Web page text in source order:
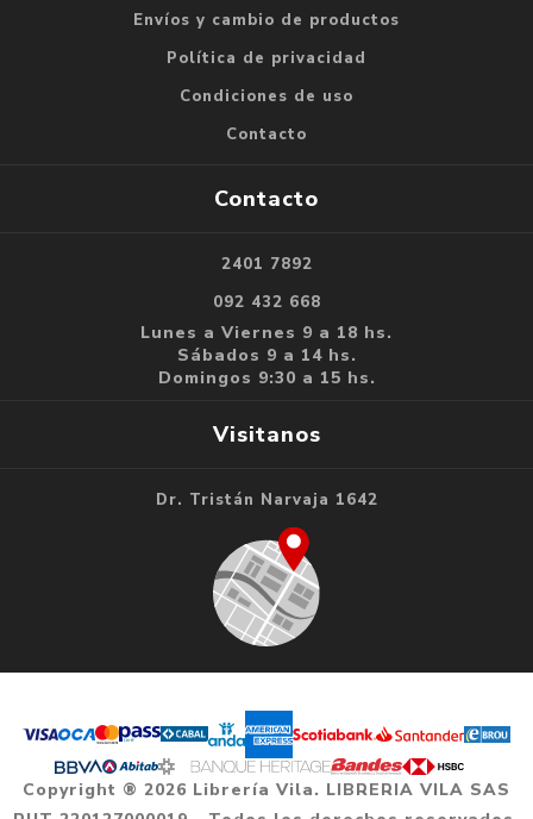
Envíos y cambio de productos
Política de privacidad
Condiciones de uso
Contacto
Contacto
2401 7892
092 432 668
Lunes a Viernes 9 a 18 hs.
Sábados 9 a 14 hs.
Domingos 9:30 a 15 hs.
Visitanos
Dr. Tristán Narvaja 1642
Copyright ® 2026 Librería Vila. LIBRERIA VILA SAS